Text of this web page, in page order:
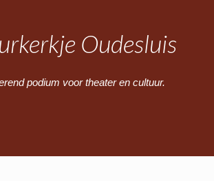
Oudesluis
podium voor theater en cultuur.